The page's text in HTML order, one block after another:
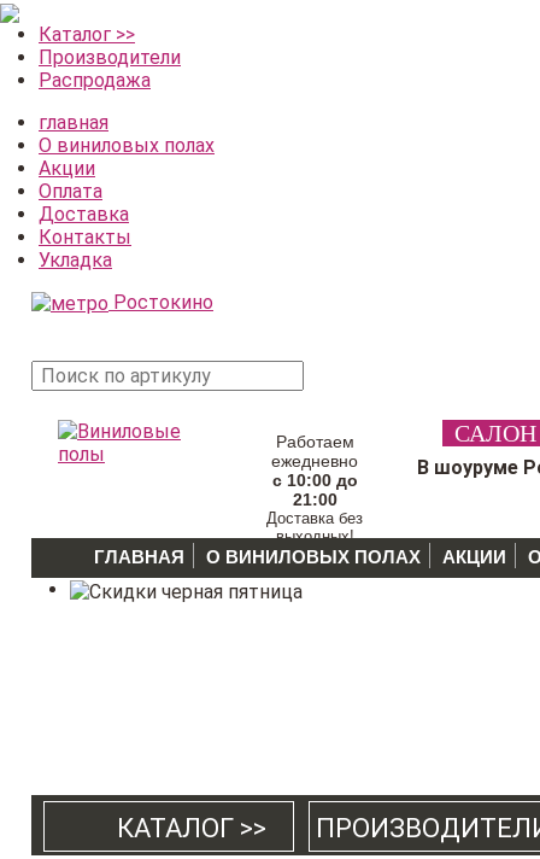
Каталог >>
Производители
Распродажа
главная
О виниловых полах
Акции
Оплата
Доставка
Контакты
Укладка
Ростокино
товара
Работаем
ежедневно
с 10:00 до
21:00
Доставка без
выходных!
В шоуруме
ГЛАВНАЯ О ВИНИЛОВЫХ ПОЛАХ АКЦИИ
КАТАЛОГ >>